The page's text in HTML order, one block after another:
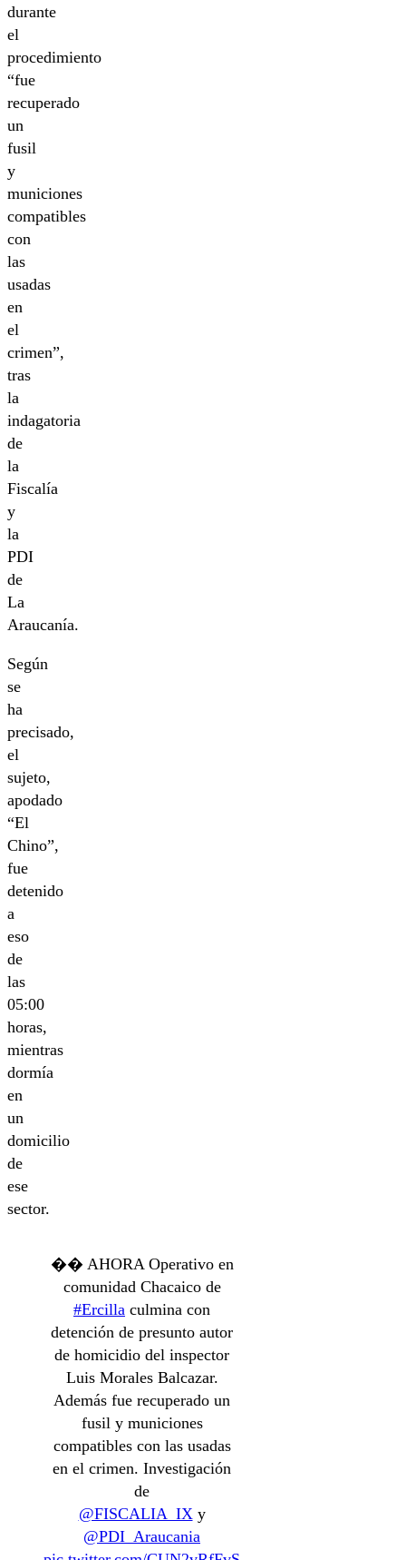
durante
el
procedimiento
“fue
recuperado
un
fusil
y
municiones
compatibles
con
las
usadas
en
el
crimen”,
tras
la
indagatoria
de
la
Fiscalía
y
la
PDI
de
La
Araucanía.
Según
se
ha
precisado,
el
sujeto,
apodado
“El
Chino”,
fue
detenido
a
eso
de
las
05:00
horas,
mientras
dormía
en
un
domicilio
de
ese
sector.
�� AHORA Operativo en
comunidad Chacaico de
#Ercilla culmina con
detención de presunto autor
de homicidio del inspector
Luis Morales Balcazar.
Además fue recuperado un
fusil y municiones
compatibles con las usadas
en el crimen. Investigación
de
@FISCALIA_IXy
@PDI_Araucania